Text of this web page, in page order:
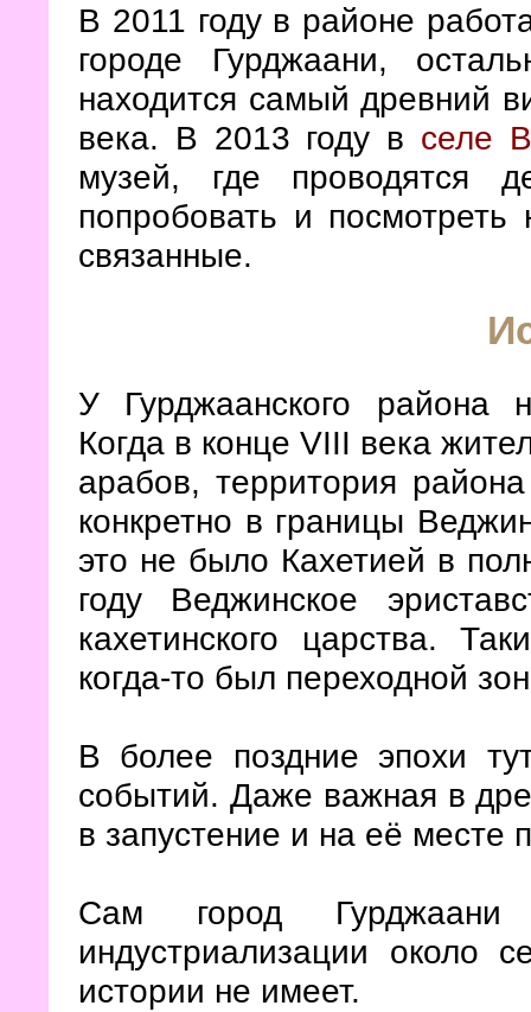
В 2011 году в районе
городе Гурджаани,
находится самый древний
века. В 2013 году в селе
музей, где проводятся
попробовать и
связанные.
У Гурджаанского района
Когда в конце VIII века
арабов, территория
конкретно в границы
это не было Кахетией в
году Веджинское
кахетинского царства.
когда-то был переходной
В более поздние эпохи
событий. Даже важная в
в запустение и на её
Сам город
индустриализации около
истории не имеет.